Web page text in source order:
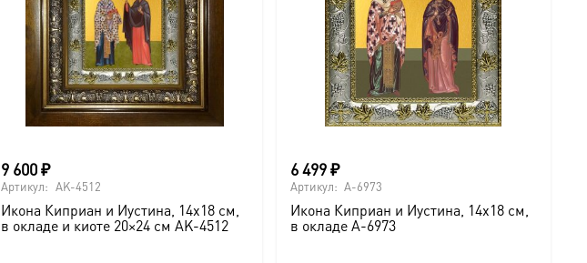
9 600₽
Артикул: AK-4512
Икона Киприан и Иустина, 14х18 см,
в окладе и киоте 20×24 см AK-4512
6 499₽
Артикул: A-6973
Икона Киприан и Иустина, 14х18 см,
в окладе A-6973